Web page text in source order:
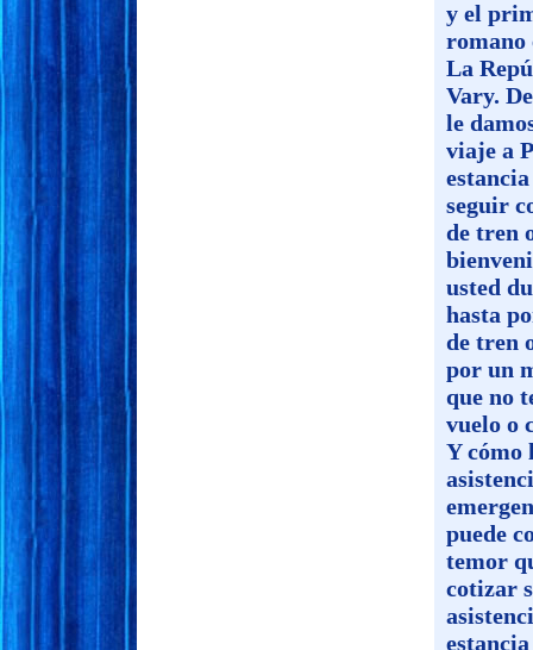
y el
romano
La
Vary.
le
viaje a
seguir
de tren
usted
hasta
de tren
por un
que no
vuelo o
Y cómo
puede
temor
cotizar